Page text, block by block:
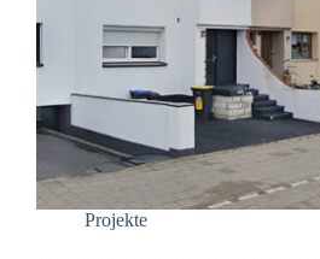
Projekte